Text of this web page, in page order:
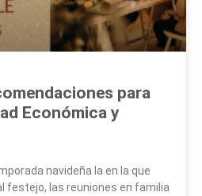
para
Económica y
navideña la en la que
festejo, las reuniones en familia